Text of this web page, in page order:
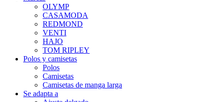
OLYMP
CASAMODA
REDMOND
VENTI
HAJO
TOM RIPLEY
Polos y camisetas
Polos
Camisetas
Camisetas de manga larga
Se adapta a